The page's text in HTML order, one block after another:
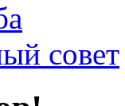
совет